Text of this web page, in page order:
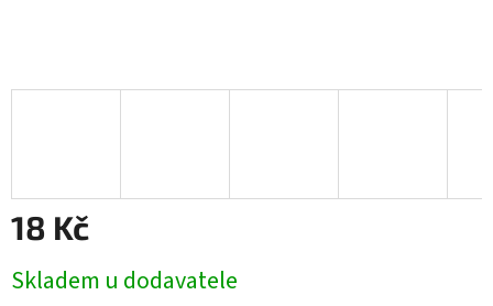
18 Kč
cena:
Skladem u dodavatele